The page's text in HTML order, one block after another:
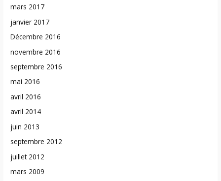
mars 2017
janvier 2017
Décembre 2016
novembre 2016
septembre 2016
mai 2016
avril 2016
avril 2014
juin 2013
septembre 2012
juillet 2012
mars 2009